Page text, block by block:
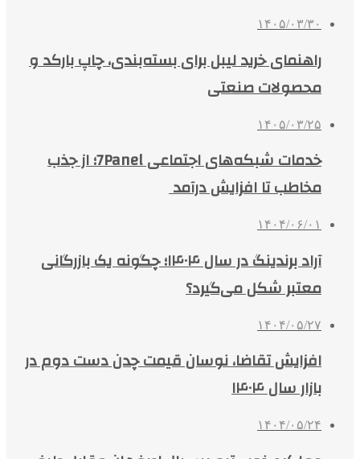
۱۴۰۵/۰۳/۳۰
راهنمای خرید لیبل برای بسته‌بندی، چاپ بارکد و
محصولات صنعتی
۱۴۰۵/۰۳/۲۵
خدمات شبکه‌های اجتماعی 7Panel؛ از جذب
مخاطب تا افزایش درآمد
۱۴۰۴/۰۶/۰۱
آراد برندینگ در سال ۱۴۰۴؛ چگونه یک بازرگانی
معتبر شکل می‌گیرد؟
۱۴۰۴/۰۵/۲۷
افزایش تقاضا، نوسان قیمت چدن دست دوم در
بازار سال ۱۴۰۴
۱۴۰۴/۰۵/۲۴